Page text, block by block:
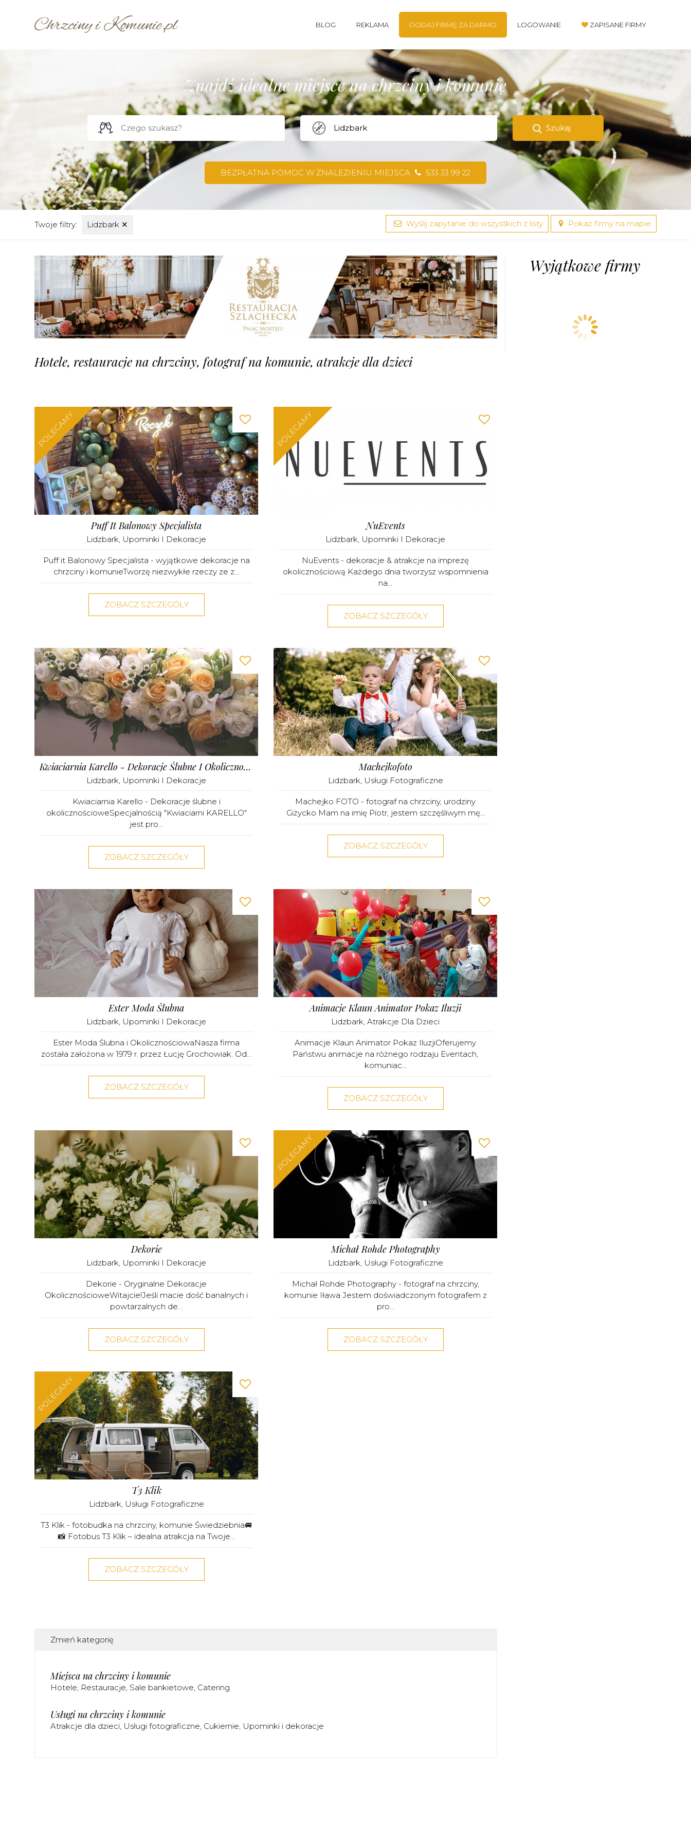
BLOG REKLAMA DODAJ FIRMĘ ZA DARMO LOGOWANIE ZAPISANE FIRMY
Znajdź idealne miejsce na chrzciny i komunię
Szukaj
BEZPŁATNA POMOC W ZNALEZIENIU MIEJSCA 533 33 99 22
Twoje filtry: Lidzbark ✕ Wyślij zapytanie do wszystkich z listy Pokaż firmy na mapie
Hotele, restauracje na chrzciny, fotograf na komunie, atrakcje dla dzieci
POLECAMY
Puff It Balonowy Specjalista
Lidzbark Upominki I Dekoracje
Puff it Balonowy Specjalista - wyjątkowe dekoracje na
chrzciny i komunieTworzę niezwykłe rzeczy ze z...
ZOBACZ SZCZEGÓŁY
POLECAMY
NuEvents
Lidzbark Upominki I Dekoracje
NuEvents - dekoracje & atrakcje na imprezę
okolicznościową Każdego dnia tworzysz wspomnienia
na...
ZOBACZ SZCZEGÓŁY
Kwiaciarnia Karello - Dekoracje Ślubne I Okolicznościowe
Lidzbark Upominki I Dekoracje
Kwiaciarnia Karello - Dekoracje ślubne i
okolicznościoweSpecjalnością "Kwiaciarni KARELLO"
jest pro...
ZOBACZ SZCZEGÓŁY
Machejkofoto
Lidzbark Usługi Fotograficzne
Machejko FOTO - fotograf na chrzciny, urodziny
Giżycko Mam na imię Piotr, jestem szczęśliwym mę...
ZOBACZ SZCZEGÓŁY
Ester Moda Ślubna
Lidzbark Upominki I Dekoracje
Ester Moda Ślubna i OkolicznościowaNasza firma
została założona w 1979 r. przez Łucję Grochowiak. Od...
ZOBACZ SZCZEGÓŁY
Animacje Klaun Animator Pokaz Iluzji
Lidzbark Atrakcje Dla Dzieci
Animacje Klaun Animator Pokaz IluzjiOferujemy
Państwu animacje na różnego rodzaju Eventach,
komuniac...
ZOBACZ SZCZEGÓŁY
Dekorie
Lidzbark Upominki I Dekoracje
Dekorie - Oryginalne Dekoracje
OkolicznościoweWitajcie!Jeśli macie dość banalnych i
powtarzalnych de...
ZOBACZ SZCZEGÓŁY
POLECAMY
Michał Rohde Photography
Lidzbark Usługi Fotograficzne
Michał Rohde Photography - fotograf na chrzciny,
komunie Iława Jestem doświadczonym fotografem z
pro...
ZOBACZ SZCZEGÓŁY
POLECAMY
T3 Klik
Lidzbark Usługi Fotograficzne
T3 Klik - fotobudka na chrzciny, komunie Świedziebnia🚐
📸 Fotobus T3 Klik – idealna atrakcja na Twoje...
ZOBACZ SZCZEGÓŁY
Zmień kategorię
Miejsca na chrzciny i komunie
Hotele Restauracje Sale bankietowe Catering
Usługi na chrzciny i komunie
Atrakcje dla dzieci Usługi fotograficzne Cukiernie Upominki i dekoracje
Wyjątkowe firmy